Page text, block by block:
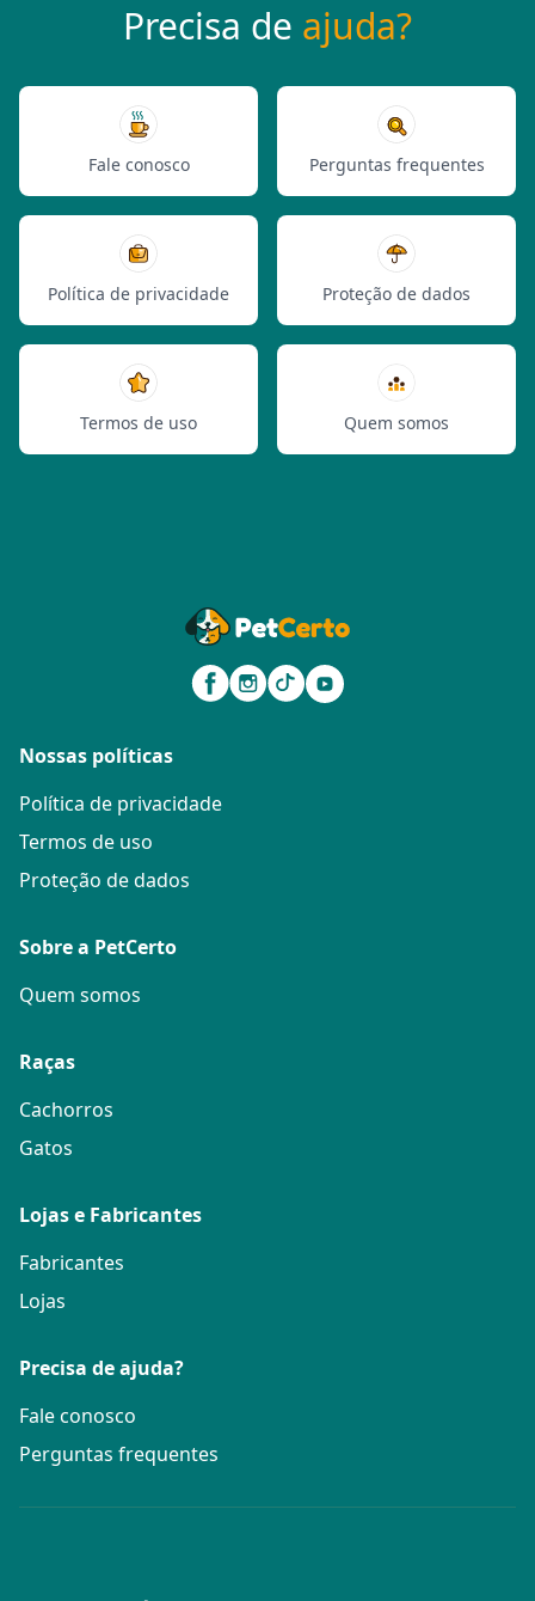
Precisa de ajuda?
Fale conosco Perguntas frequentes
Política de privacidade Proteção de dados
Termos de uso Quem somos
Nossas políticas
Política de privacidade
Termos de uso
Proteção de dados
Sobre a PetCerto
Quem somos
Raças
Cachorros
Gatos
Lojas e Fabricantes
Fabricantes
Lojas
Precisa de ajuda?
Fale conosco
Perguntas frequentes